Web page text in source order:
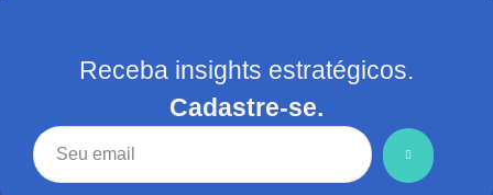
Receba insights estratégicos.
Cadastre-se.